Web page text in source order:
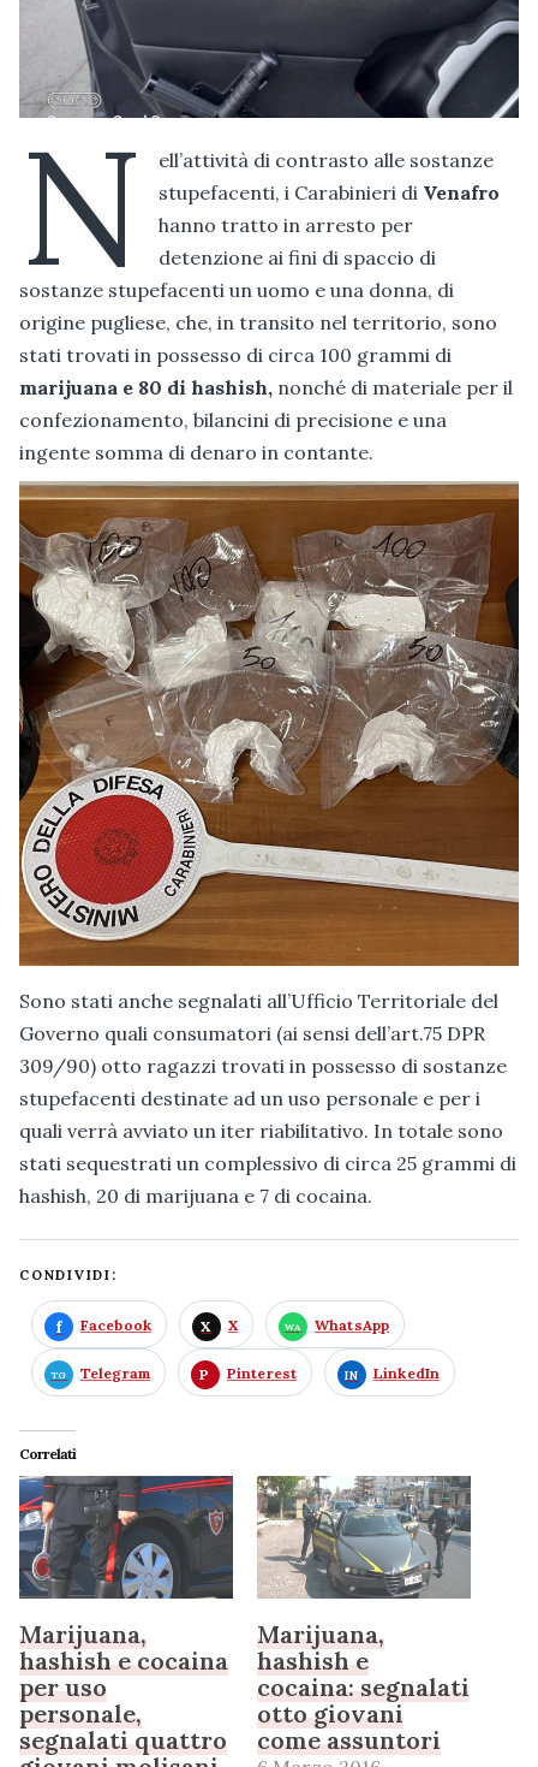
N
ell’attività di contrasto alle sostanze
stupefacenti, i Carabinieri di Venafro
hanno tratto in arresto per
detenzione ai fini di spaccio di
sostanze stupefacenti un uomo e una donna, di
origine pugliese, che, in transito nel territorio, sono
stati trovati in possesso di circa 100 grammi di
marijuana e 80 di hashish, nonché di materiale per il
confezionamento, bilancini di precisione e una
ingente somma di denaro in contante.
Sono stati anche segnalati all’Ufficio Territoriale del
Governo quali consumatori (ai sensi dell’art.75 DPR
309/90) otto ragazzi trovati in possesso di sostanze
stupefacenti destinate ad un uso personale e per i
quali verrà avviato un iter riabilitativo. In totale sono
stati sequestrati un complessivo di circa 25 grammi di
hashish, 20 di marijuana e 7 di cocaina.
CONDIVIDI:
Facebook X WhatsApp
Telegram Pinterest LinkedIn
Correlati
Marijuana,
hashish e cocaina
per uso
personale,
segnalati quattro
Marijuana,
hashish e
cocaina: segnalati
otto giovani
come assuntori